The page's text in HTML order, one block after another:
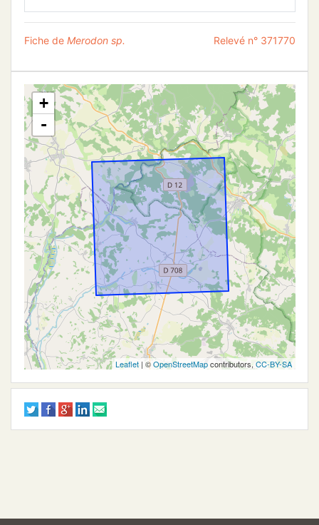
Fiche de Merodon sp. Relevé n° 371770
+
-
Leaflet| ©OpenStreetMapcontributors, CC-BY-SA